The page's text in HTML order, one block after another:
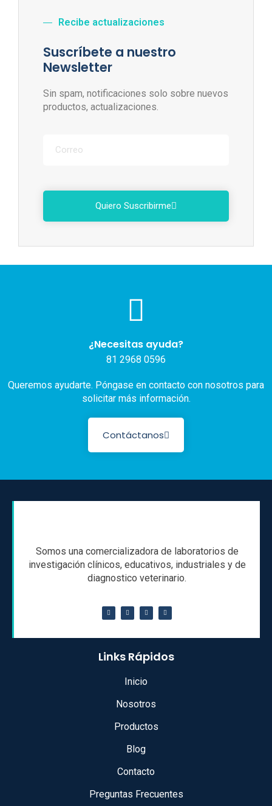
Recibe actualizaciones
Suscríbete a nuestro
Newsletter
Sin spam, notificaciones solo sobre nuevos
productos, actualizaciones.
Quiero Suscribirme
¿Necesitas ayuda?
81 2968 0596
Queremos ayudarte. Póngase en contacto con nosotros para
solicitar más información.
Contáctanos
Somos una comercializadora de laboratorios de
investigación clínicos, educativos, industriales y de
diagnostico veterinario.
Links Rápidos
Inicio
Nosotros
Productos
Blog
Contacto
Preguntas Frecuentes